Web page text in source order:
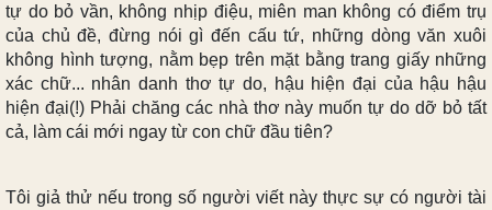
tự do bỏ vần, không nhịp điệu, miên man không có điểm trụ
của chủ đề, đừng nói gì đến cấu tứ, những dòng văn xuôi
không hình tượng, nằm bẹp trên mặt bằng trang giấy những
xác chữ... nhân danh thơ tự do, hậu hiện đại của hậu hậu
hiện đại(!) Phải chăng các nhà thơ này muốn tự do dỡ bỏ tất
cả, làm cái mới ngay từ con chữ đầu tiên?
Tôi giả thử nếu trong số người viết này thực sự có người tài